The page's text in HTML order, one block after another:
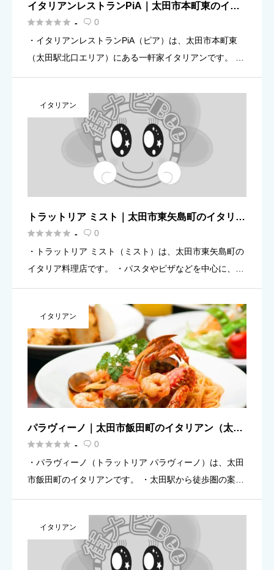
イタリアンレストランPiA｜太田市本町東のイタ
リアン（太田駅）案内
 -  0
・イタリアンレストランPiA（ピア）は、太田市本町東
（太田駅北口エリア）にある一軒家イタリアンです。 ・
やすいお店（目安）。 ・営業時間（目安）：平日 11:0
0〜15: […]
イタリアン
トラットリア ミスト｜太田市東矢島町のイタリア
ン（予約・地図）案内
 -  0
・トラットリア ミスト（ミスト）は、太田市東矢島町の
イタリア料理店です。 ・パスタやピザなどを中心に、ラ
（目安）：11:00〜22:00／定休日：木曜（祝祭日は前日
の水 […]
イタリアン
パラヴィーノ｜太田市飯田町のイタリアン（太田
駅近く）案内
 -  0
・パラヴィーノ（トラットリア パラヴィーノ）は、太田
市飯田町のイタリアンです。 ・太田駅から徒歩圏の案内
助かります。 ・営業時間（目安）：11:30〜14:00／17:3
[…]イタリアン